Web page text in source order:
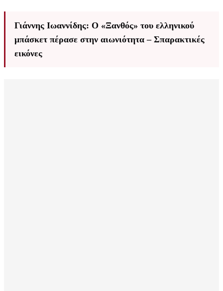
Γιάννης Ιωαννίδης: Ο «Ξανθός» του ελληνικού
μπάσκετ πέρασε στην αιωνιότητα – Σπαρακτικές
εικόνες